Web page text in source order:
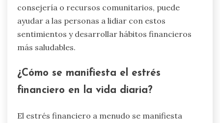
consejería o recursos comunitarios, puede
ayudar a las personas a lidiar con estos
sentimientos y desarrollar hábitos financieros
más saludables.
¿Cómo se manifiesta el estrés
financiero en la vida diaria?
El estrés financiero a menudo se manifiesta